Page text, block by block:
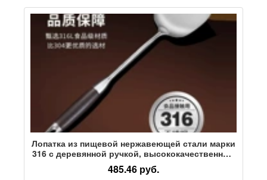
Лопатка из пищевой нержавеющей стали марки
316 с деревянной ручкой, высококачественные
бытовые принадлежности, кухонная ложка из
черного дерева, железная лопатка
485.46 руб.